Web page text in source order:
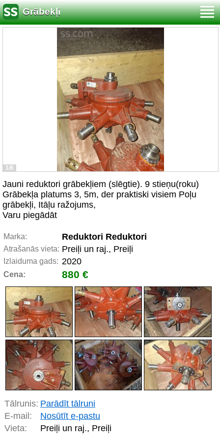
Grābekļi
1/6
Jauni reduktori grābekļiem (slēgtie). 9 stieņu(roku)
Grābekļa platums 3, 5m, der praktiski visiem Poļu
grābekļi, Itāļu ražojums,
Varu piegādāt
Marka: Reduktori Reduktori
Atrašanās vieta: Preiļi un raj., Preiļi
Izlaiduma gads: 2020
Cena: 880 €
Tālrunis: Parādīt tālruni
E-mail:
Nosūtīt e-pastu
Vieta:
Preiļi un raj., Preiļi